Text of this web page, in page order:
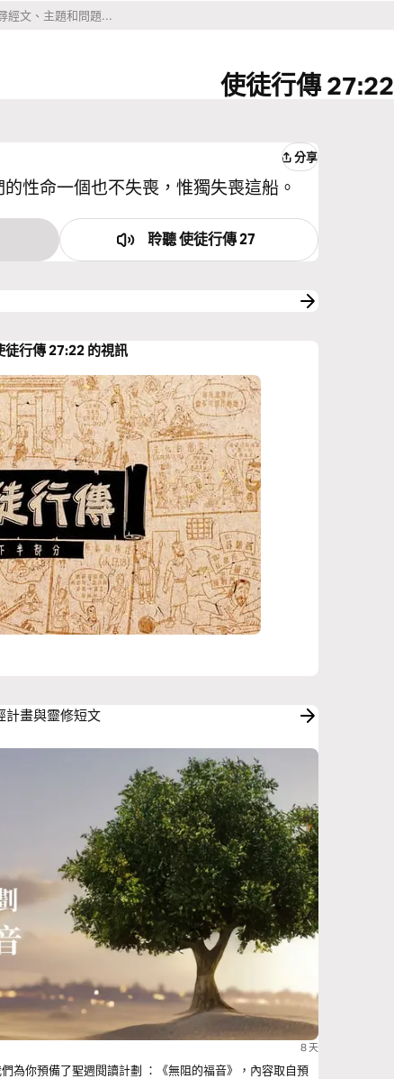
使徒行傳 27:22
分享
性命一個也不失喪，惟獨失喪這船。
聆聽使徒行傳 27
徒行傳 27:22 的視訊
計畫與靈修短文
8 天
為你預備了聖週閱讀計劃 ：《無阻的福音》，內容取自預